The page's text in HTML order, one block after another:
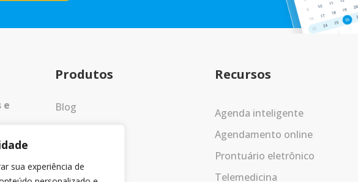
sua experiência de
e
Produtos
Blog
Recursos
Agenda inteligente
Agendamento online
Prontuário eletrônico
Telemedicina